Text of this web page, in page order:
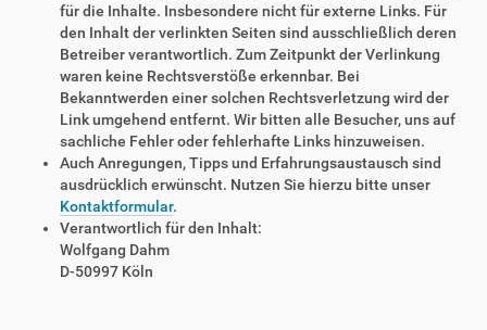
für die Inhalte. Insbesondere nicht für externe Links. Für
den Inhalt der verlinkten Seiten sind ausschließlich deren
Betreiber verantwortlich. Zum Zeitpunkt der Verlinkung
waren keine Rechtsverstöße erkennbar. Bei
Bekanntwerden einer solchen Rechtsverletzung wird der
Link umgehend entfernt. Wir bitten alle Besucher, uns auf
sachliche Fehler oder fehlerhafte Links hinzuweisen.
Auch Anregungen, Tipps und Erfahrungsaustausch sind
ausdrücklich erwünscht. Nutzen Sie hierzu bitte unser
Kontaktformular.
Verantwortlich für den Inhalt:
Wolfgang Dahm
D-50997 Köln